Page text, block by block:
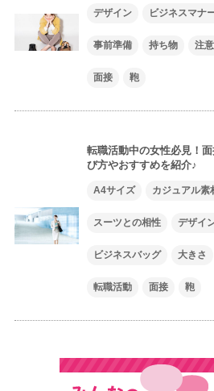
デザイン ビジネスマナ
事前準備 持ち物 注
面接 鞄
転職活動中の女性必見！
び方やおすすめを紹介♪
A4サイズ カジュアル素
スーツとの相性 デザイ
ビジネスバッグ 大きさ
転職活動 面接 鞄